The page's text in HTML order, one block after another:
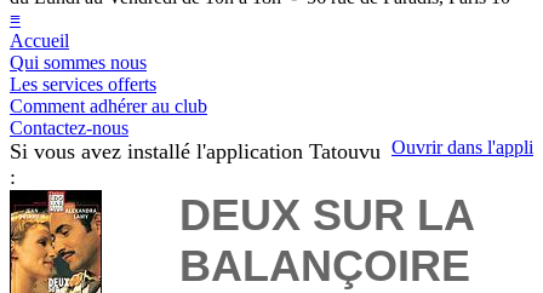
≡
Accueil
Qui sommes nous
Les services offerts
Comment adhérer au club
Contactez-nous
Ouvrir dans l'appli
Si vous avez installé l'application Tatouvu
:
DEUX SUR LA
BALANÇOIRE